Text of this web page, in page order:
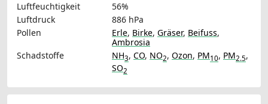
Luftfeuchtigkeit
56%
Luftdruck
886 hPa
Pollen
Erle, Birke, Gräser, Beifuss,
Ambrosia
Schadstoffe
NH3, CO, NO2, Ozon, PM10, PM2.5,
SO2